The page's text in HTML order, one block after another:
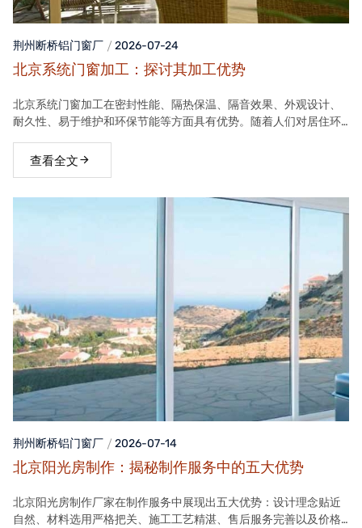
荆州断桥铝门窗厂 2026-07-24
北京系统门窗加工：探讨其加工优势
北京系统门窗加工在密封性能、隔热保温、隔音效果、外观设计、
耐久性、易于维护和环保节能等方面具有优势。随着人们对居住环
位。查看全文
荆州断桥铝门窗厂 2026-07-14
北京阳光房制作：揭秘制作服务中的五大优势
北京阳光房制作厂家在制作服务中展现出五大优势：设计理念贴近
自然、材料选用严格把关、施工工艺精湛、售后服务完善以及价格